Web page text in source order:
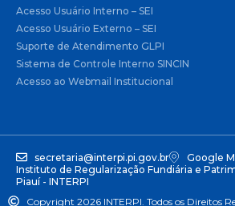
Acesso Usuário Interno – SEI
Acesso Usuário Externo – SEI
Suporte de Atendimento GLPI
Sistema de Controle Interno SINCIN
Acesso ao Webmail Institucional
secretaria@interpi.pi.gov.br
Google
Instituto de Regularização Fundiária e
Piauí - INTERPI
Copyright 2026 INTERPI. Todos os Direitos